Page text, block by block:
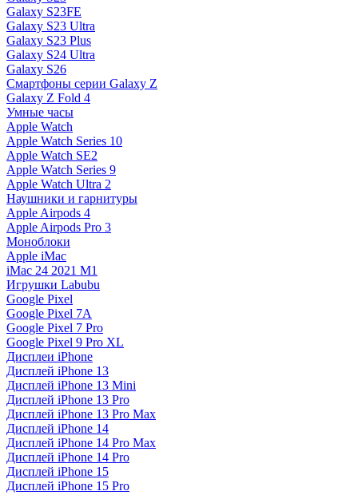
Galaxy S23FE
Galaxy S23 Ultra
Galaxy S23 Plus
Galaxy S24 Ultra
Galaxy S26
Смартфоны серии Galaxy Z
Galaxy Z Fold 4
Умные часы
Apple Watch
Apple Watch Series 10
Apple Watch SE2
Apple Watch Series 9
Apple Watch Ultra 2
Наушники и гарнитуры
Apple Airpods 4
Apple Airpods Pro 3
Моноблоки
Apple iMac
iMac 24 2021 M1
Игрушки Labubu
Google Pixel
Google Pixel 7А
Google Pixel 7 Pro
Google Pixel 9 Pro XL
Дисплеи iPhone
Дисплей iPhone 13
Дисплей iPhone 13 Mini
Дисплей iPhone 13 Pro
Дисплей iPhone 13 Pro Max
Дисплей iPhone 14
Дисплей iPhone 14 Pro Max
Дисплей iPhone 14 Pro
Дисплей iPhone 15
Дисплей iPhone 15 Pro